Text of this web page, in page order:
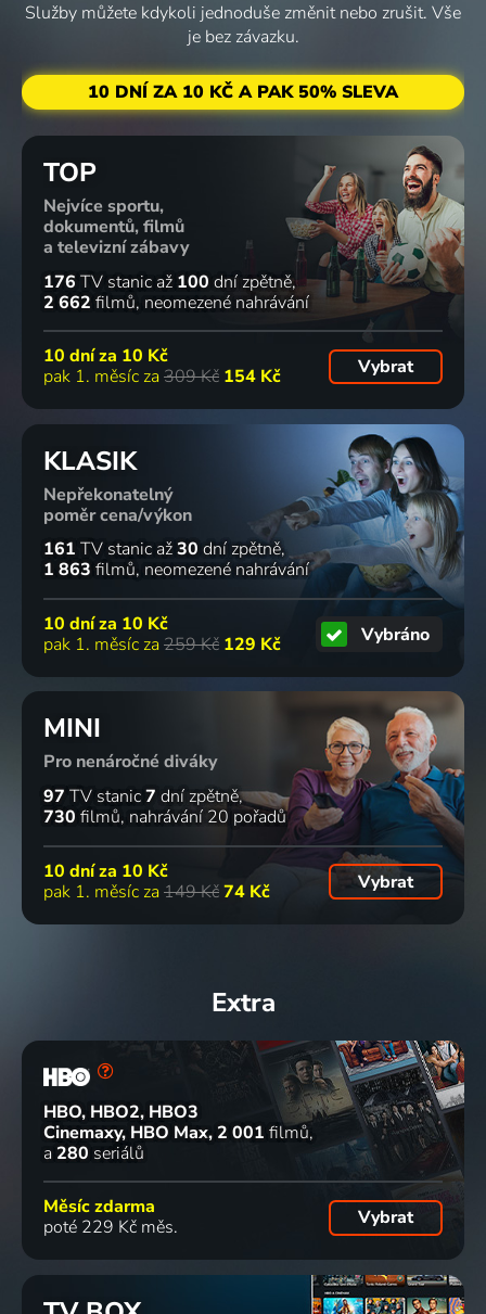
Služby můžete kdykoli jednoduše změnit nebo zrušit. Vše
je bez závazku.
10 DNÍ ZA 10 KČ A PAK 50% SLEVA
TOP
Nejvíce sportu,
dokumentů, filmů
a televizní zábavy
176 TV stanic až 100 dní zpětně
2 662 filmů neomezené nahrávání
10 dní za 10 Kč
pak 1. měsíc za 309 Kč 154 Kč Vybrat
KLASIK
Nepřekonatelný
poměr cena/výkon
161 TV stanic až30 dní zpětně
1 863 filmů neomezené nahrávání
10 dní za 10 Kč
pak 1. měsíc za 259 Kč 129 Kč Vybráno
MINI
Pro nenáročné diváky
97 TV stanic7 dní zpětně
730 filmů nahrávání 20 pořadů
10 dní za 10 Kč
pak 1. měsíc za 149 Kč74 Kč Vybrat
Extra
HBO, HBO2, HBO3
Cinemaxy, HBO Max 2 001 filmů
a 280 seriálů
Měsíc zdarma
poté 229 Kč měs.
Vybrat